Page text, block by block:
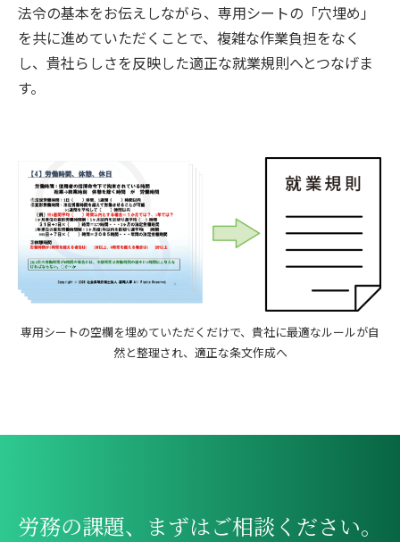
法令の基本をお伝えしながら、専用シートの「穴埋め」
を共に進めていただくことで、複雑な作業負担をなく
し、貴社らしさを反映した適正な就業規則へとつなげま
す。
専用シートの空欄を埋めていただくだけで、貴社に最適なルールが自
然と整理され、適正な条文作成へ
労務の課題、まずはご相談ください。